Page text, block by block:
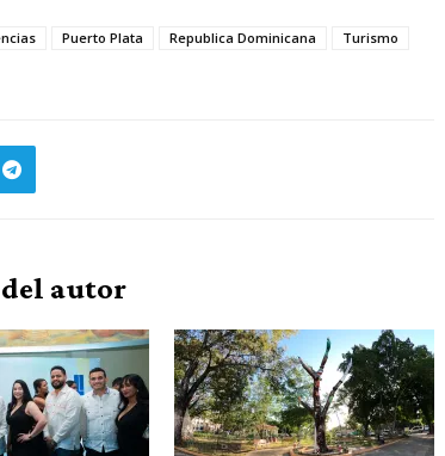
Puerto Plata Republica Dominicana
Turismo
autor